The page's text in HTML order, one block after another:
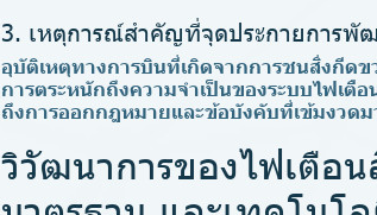
3. เหตุการณ์สำคัญที่จุดประกายการพั
อุบัติเหตุทางการบินที่เกิดจากการชนสิ่งกีด
การตระหนักถึงความจำเป็นของระบบไฟเตื
ถึงการออกกฎหมายและข้อบังคับที่เข้มงวดม
วิวัฒนาการของไฟเตือ